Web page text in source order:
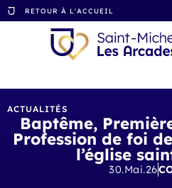
RETOUR À L'ACCUEIL
ACTUALITÉS
Baptême,
Profession de foi
l’église
30.Mai.26